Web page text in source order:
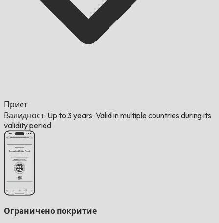
Приет
Валидност: Up to 3 years ·Valid in multiple countries during its
validity period
Ограничено покритие